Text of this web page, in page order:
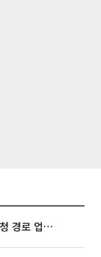
태풍 '돌핀' 오키나와 접근…일본기상청 경로 업데이트